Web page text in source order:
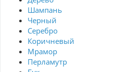
Шампань
Черный
Серебро
Коричневый
Мрамор
Перламутр